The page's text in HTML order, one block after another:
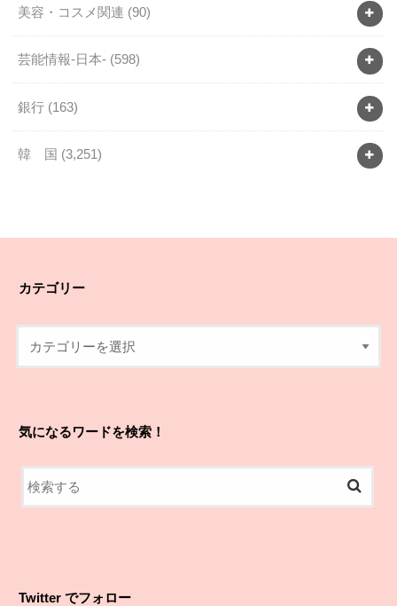
美容・コスメ関連 (90)
芸能情報-日本- (598)
銀行 (163)
韓 国 (3,251)
カテゴリー
気になるワードを検索！
Twitter でフォロー